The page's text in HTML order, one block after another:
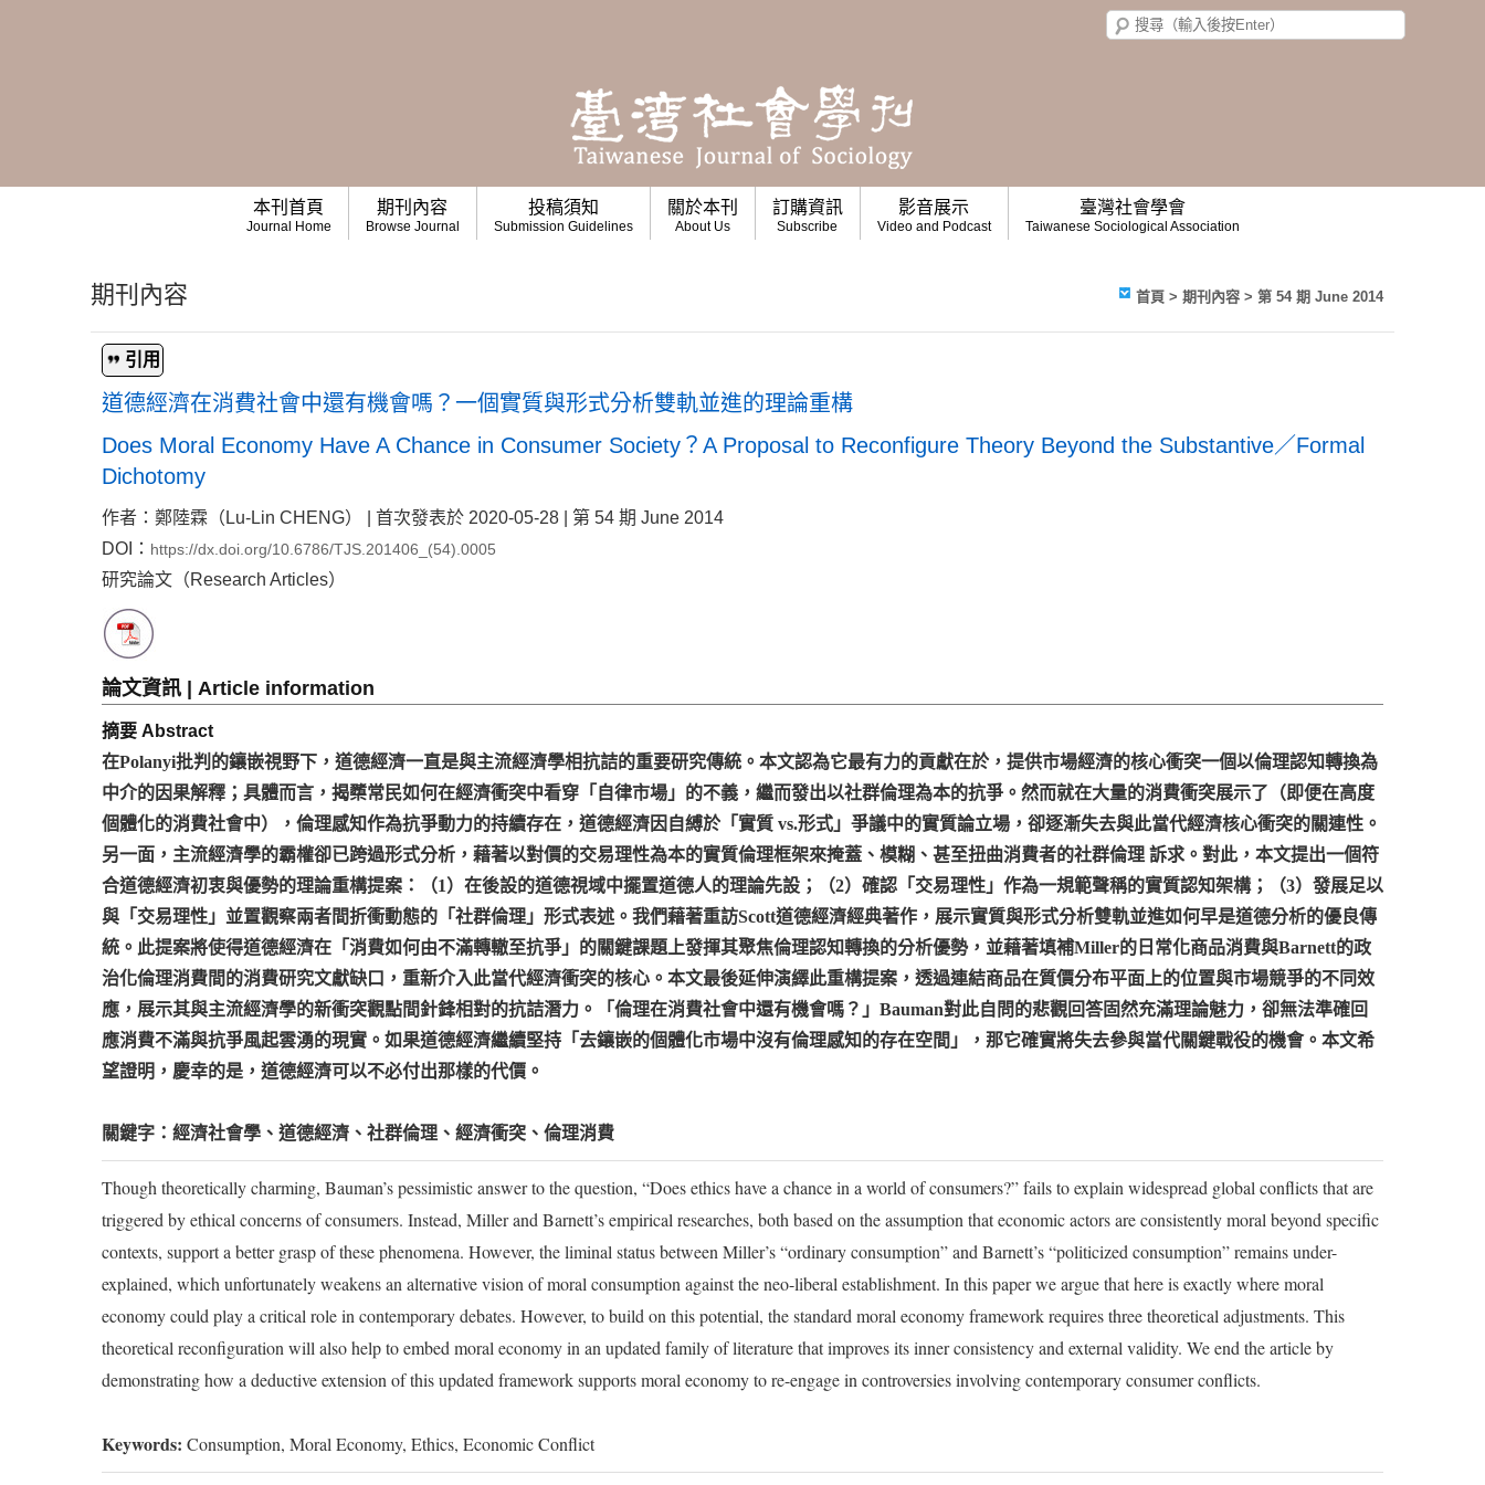
本刊首頁
Journal Home
期刊內容
Browse Journal
投稿須知
Submission Guidelines
關於本刊
About Us
訂購資訊
Subscribe
影音展示
Video and Podcast
臺灣社會學會
Taiwanese Sociological Association
期刊內容 首頁 > 期刊內容 > 第 54 期 June 2014
引用
道德經濟在消費社會中還有機會嗎？一個實質與形式分析雙軌並進的理論重構
Does Moral Economy Have A Chance in Consumer Society？A Proposal to Reconfigure Theory Beyond the Substantive／Formal
Dichotomy
作者：鄭陸霖（Lu-Lin CHENG） | 首次發表於 2020-05-28 | 第 54 期 June 2014
DOI： https://dx.doi.org/10.6786/TJS.201406_(54).0005
研究論文（Research Articles）
論文資訊 | Article information
摘要 Abstract
在Polanyi批判的鑲嵌視野下，道德經濟一直是與主流經濟學相抗詰的重要研究傳統。本文認為它最有力的貢獻在於，提供市場經濟的核心衝突一個以倫理認知轉換為
中介的因果解釋；具體而言，揭櫫常民如何在經濟衝突中看穿「自律市場」的不義，繼而發出以社群倫理為本的抗爭。然而就在大量的消費衝突展示了（即便在高度
個體化的消費社會中），倫理感知作為抗爭動力的持續存在，道德經濟因自縛於「實質 vs.形式」爭議中的實質論立場，卻逐漸失去與此當代經濟核心衝突的關連性。
另一面，主流經濟學的霸權卻已跨過形式分析，藉著以對價的交易理性為本的實質倫理框架來掩蓋、模糊、甚至扭曲消費者的社群倫理 訴求。對此，本文提出一個符
合道德經濟初衷與優勢的理論重構提案：（1）在後設的道德視域中擺置道德人的理論先設；（2）確認「交易理性」作為一規範聲稱的實質認知架構；（3）發展足以
與「交易理性」並置觀察兩者間折衝動態的「社群倫理」形式表述。我們藉著重訪Scott道德經濟經典著作，展示實質與形式分析雙軌並進如何早是道德分析的優良傳
統。此提案將使得道德經濟在「消費如何由不滿轉轍至抗爭」的關鍵課題上發揮其聚焦倫理認知轉換的分析優勢，並藉著填補Miller的日常化商品消費與Barnett的政
治化倫理消費間的消費研究文獻缺口，重新介入此當代經濟衝突的核心。本文最後延伸演繹此重構提案，透過連結商品在質價分布平面上的位置與市場競爭的不同效
應，展示其與主流經濟學的新衝突觀點間針鋒相對的抗詰潛力。「倫理在消費社會中還有機會嗎？」Bauman對此自問的悲觀回答固然充滿理論魅力，卻無法準確回
應消費不滿與抗爭風起雲湧的現實。如果道德經濟繼續堅持「去鑲嵌的個體化市場中沒有倫理感知的存在空間」，那它確實將失去參與當代關鍵戰役的機會。本文希
望證明，慶幸的是，道德經濟可以不必付出那樣的代價。
關鍵字：經濟社會學、道德經濟、社群倫理、經濟衝突、倫理消費
Though theoretically charming, Bauman’s pessimistic answer to the question, “Does ethics have a chance in a world of consumers?” fails to explain widespread global conflicts that are
triggered by ethical concerns of consumers. Instead, Miller and Barnett’s empirical researches, both based on the assumption that economic actors are consistently moral beyond specific
contexts, support a better grasp of these phenomena. However, the liminal status between Miller’s “ordinary consumption” and Barnett’s “politicized consumption” remains under-
explained, which unfortunately weakens an alternative vision of moral consumption against the neo-liberal establishment. In this paper we argue that here is exactly where moral
economy could play a critical role in contemporary debates. However, to build on this potential, the standard moral economy framework requires three theoretical adjustments. This
theoretical reconfiguration will also help to embed moral economy in an updated family of literature that improves its inner consistency and external validity. We end the article by
demonstrating how a deductive extension of this updated framework supports moral economy to re-engage in controversies involving contemporary consumer conflicts.
Keywords: Consumption, Moral Economy, Ethics, Economic Conflict